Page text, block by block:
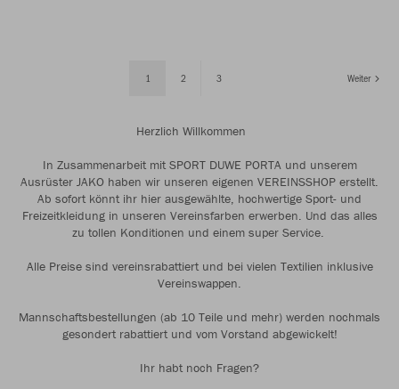
1 2 3 Weiter
Herzlich Willkommen
In Zusammenarbeit mit SPORT DUWE PORTA und unserem
Ausrüster JAKO haben wir unseren eigenen VEREINSSHOP erstellt.
Ab sofort könnt ihr hier ausgewählte, hochwertige Sport- und
Freizeitkleidung in unseren Vereinsfarben erwerben. Und das alles
zu tollen Konditionen und einem super Service.
Alle Preise sind vereinsrabattiert und bei vielen Textilien inklusive
Vereinswappen.
Mannschaftsbestellungen (ab 10 Teile und mehr) werden nochmals
gesondert rabattiert und vom Vorstand abgewickelt!
Ihr habt noch Fragen?